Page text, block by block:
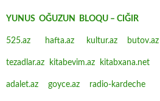
YUNUS OĞUZUN BLOQU – CIĞIR
525.az hafta.az kultur.az butov.az
tezadlar.az kitabevim.az kitabxana.net
adalet.az goyce.az radio-kardeche